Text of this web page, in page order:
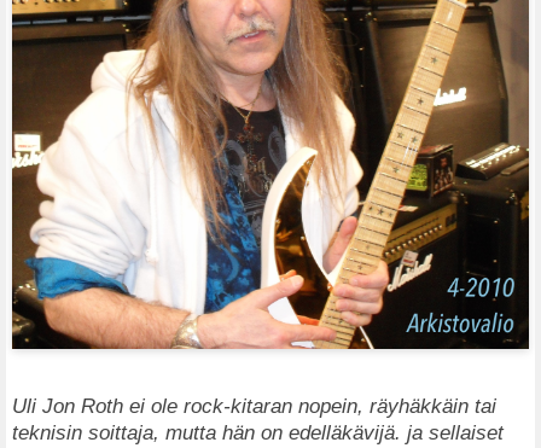
Uli Jon Roth ei ole rock-kitaran nopein, räyhäkkäin tai
teknisin soittaja, mutta hän on edelläkävijä. ja sellaiset